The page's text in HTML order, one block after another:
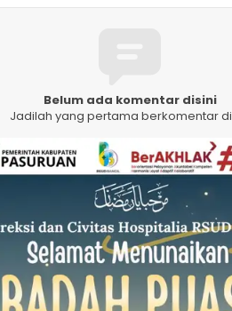
Belum ada komentar disini
Jadilah yang pertama berkomentar